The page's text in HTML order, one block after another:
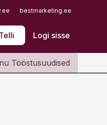
bestmarketing.ee
Logi sisse
Tööstusuudised